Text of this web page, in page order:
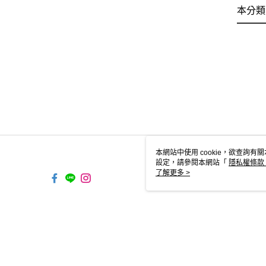
本分
本網站中使用 cookie，欲查詢有
設定，請參閱本網站「 隱私權條款
使用 cookie。
了解更多 >